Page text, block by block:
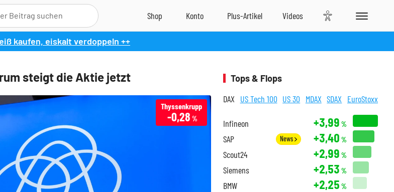
kaufen, eiskalt verdoppeln ++
steigt die Aktie jetzt
Thyssenkrupp
-0,28 %
Tops & Flops
DAX US Tech 100 US 30 MDAX SDAX EuroStoxx
Infineon +3,99 %
SAP News +3,40 %
Scout24 +2,99 %
Siemens +2,53 %
BMW +2,25 %